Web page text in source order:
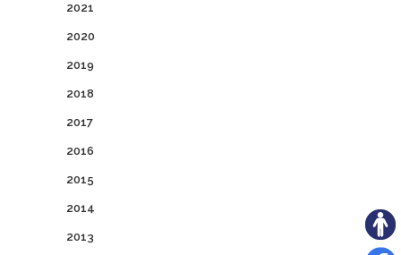
2021
2020
2019
2018
2017
2016
2015
2014
2013